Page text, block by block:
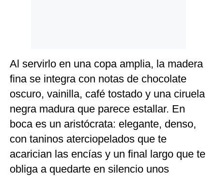
Al servirlo en una copa amplia, la madera
fina se integra con notas de chocolate
oscuro, vainilla, café tostado y una ciruela
negra madura que parece estallar. En
boca es un aristócrata: elegante, denso,
con taninos aterciopelados que te
acarician las encías y un final largo que te
obliga a quedarte en silencio unos